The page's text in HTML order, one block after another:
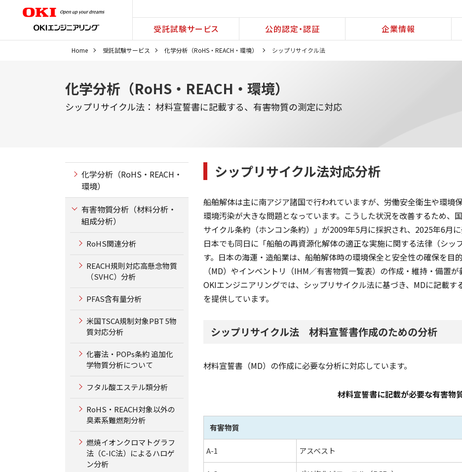
受託試験サービス 公的認定・認証 企業情報
Home 受託試験サービス 化学分析（RoHS・REACH・環境） シップリサイクル法
化学分析（RoHS・REACH・環境）
シップリサイクル法： 材料宣誓書に記載する、有害物質の測定に対応
シップリサイクル法対応分析
船舶解体は主に南アジア諸国で行われていますが、労働安全衛生や環境
環境汚染が大きな問題となっています。こうした状況を改善するため、
サイクル条約（ホンコン条約）」が2009年5月に採択され、2025年6月に
日本でも同日に「船舶の再資源化解体の適正な実施に関する法律（シッ
す。日本の海運・造船業は、船舶解体時の環境保全と安全性の確保を目
（MD）やインベントリ（IHM／有害物質一覧表）の作成・維持・備置が
OKIエンジニアリングでは、シップリサイクル法に基づき、MDに記載
を提供しています。
シップリサイクル法 材料宣誓書作成のための分析
材料宣誓書（MD）の作成に必要な分析に対応しています。
材料宣誓書に記載が必要な有害物
有害物質
A-1 アスベスト
化学分析（RoHS・REACH・
環境）
有害物質分析（材料分析・
組成分析）
RoHS関連分析
REACH規則対応高懸念物質
（SVHC）分析
PFAS含有量分析
米国TSCA規制対象PBT 5物
質対応分析
化審法・POPs条約 追加化
学物質分析について
フタル酸エステル類分析
RoHS・REACH対象以外の
臭素系難燃剤分析
燃焼イオンクロマトグラフ
法（C-IC法）によるハロゲ
ン分析